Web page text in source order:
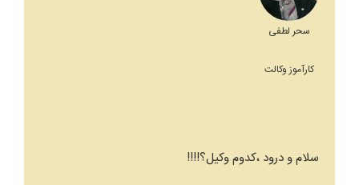
سحر لطفی
کارآموز وکالت
سلام و درود ،کدوم وکیل؟!!!!